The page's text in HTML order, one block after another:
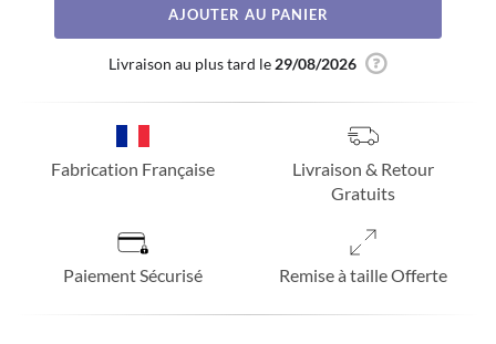
AJOUTER AU PANIER
Livraison au plus tard le 29/08/2026
Fabrication Française
Livraison & Retour
Gratuits
Paiement Sécurisé Remise à taille Offerte